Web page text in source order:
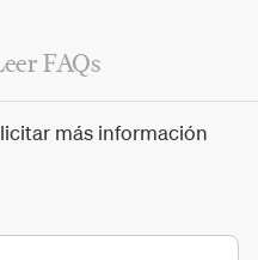
FAQs
más información